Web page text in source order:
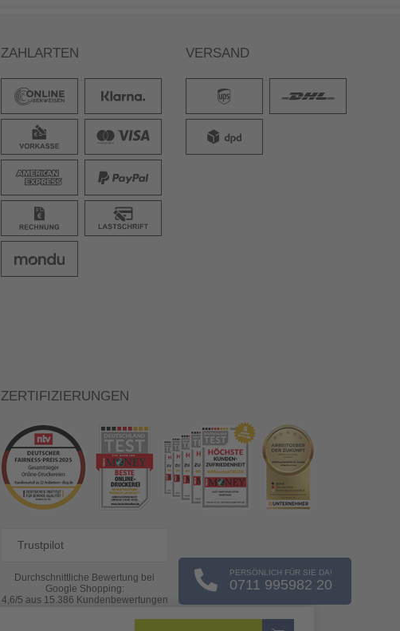
PERSÖNLICH FÜR SIE DA!
0711 995982 20
ZAHLARTEN VERSAND
ZERTIFIZIERUNGEN
Trustpilot
Durchschnittliche Bewertung bei
Google Shopping:
4,6/5 aus 15.386 Kundenbewertungen